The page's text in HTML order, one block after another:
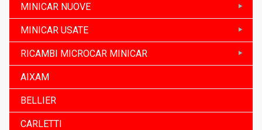
MINICAR NUOVE
MINICAR USATE
RICAMBI MICROCAR MINICAR
AIXAM
BELLIER
CARLETTI